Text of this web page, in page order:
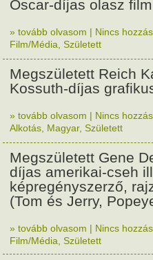
Oscar-díjas olasz
» tovább olvasom | Nincs
Film/Média Született
Megszületett Reich
Kossuth-díjas
» tovább olvasom | Nincs
Alkotás Magyar, Született
Megszületett Gene
díjas amerikai-cseh
képregényszerző,
(Tom és Jerry,
» tovább olvasom | Nincs
Film/Média Született